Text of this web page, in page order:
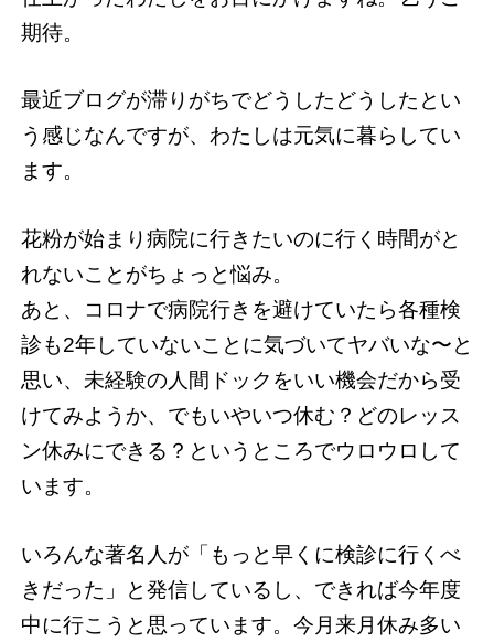
期待。
最近ブログが滞りがちでどうしたどうしたとい
う感じなんですが、わたしは元気に暮らしてい
ます。
花粉が始まり病院に行きたいのに行く時間がと
れないことがちょっと悩み。
あと、コロナで病院行きを避けていたら各種検
診も2年していないことに気づいてヤバいな〜と
思い、未経験の人間ドックをいい機会だから受
けてみようか、でもいやいつ休む？どのレッス
ン休みにできる？というところでウロウロして
います。
いろんな著名人が「もっと早くに検診に行くべ
きだった」と発信しているし、できれば今年度
中に行こうと思っています。今月来月休み多い